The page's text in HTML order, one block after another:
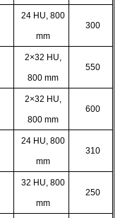
24 HU, 800
mm
300
2×32 HU,
800 mm
550
2×32 HU,
800 mm
600
24 HU, 800
mm
310
32 HU, 800
mm
250